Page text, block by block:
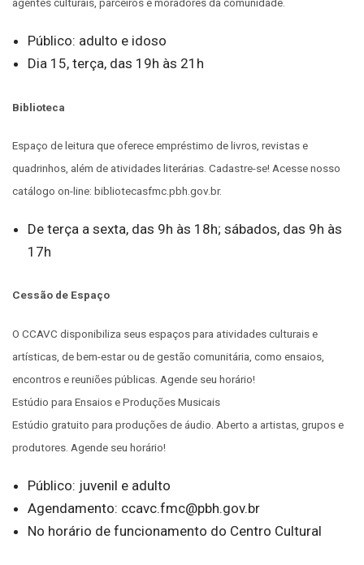
Público: adulto e idoso
Dia 15, terça, das 19h às 21h
Biblioteca
Espaço de leitura que oferece empréstimo de livros, revistas e
quadrinhos, além de atividades literárias. Cadastre-se! Acesse nosso
catálogo on-line: bibliotecasfmc.pbh.gov.br.
De terça a sexta, das 9h às 18h; sábados, das 9h às
17h
Cessão de Espaço
O CCAVC disponibiliza seus espaços para atividades culturais e
artísticas, de bem-estar ou de gestão comunitária, como ensaios,
encontros e reuniões públicas. Agende seu horário!
Estúdio para Ensaios e Produções Musicais
Estúdio gratuito para produções de áudio. Aberto a artistas, grupos e
produtores. Agende seu horário!
Público: juvenil e adulto
Agendamento: ccavc.fmc@pbh.gov.br
No horário de funcionamento do Centro Cultural